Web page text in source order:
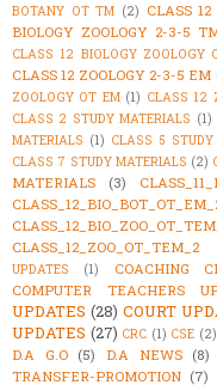
BOTANY OT TM (2) CLASS
BIOLOGY ZOOLOGY 2-3-5
CLASS 12 BIOLOGY ZOOLOGY
CLASS 12 ZOOLOGY 2-3-5 EM
ZOOLOGY OT EM (1) CLASS 12
CLASS 2 STUDY MATERIALS (1)
MATERIALS (1) CLASS 5 STUDY
CLASS 7 STUDY MATERIALS (2)
MATERIALS
(3)
CLASS_12_ZOO_OT_TEM_2
UPDATES
(1) COACHING
COMPUTER TEACHERS
UPDATES (28) COURT
UPDATES (27) CRC (1) CSE (2)
D.A G.O (5) D.A NEWS (8)
TRANSFER-PROMOTION (7)